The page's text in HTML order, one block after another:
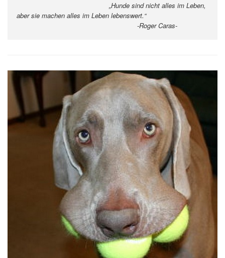
„Hunde sind nicht alles im Leben,
aber sie machen alles im Leben lebenswert.“
-Roger Caras-